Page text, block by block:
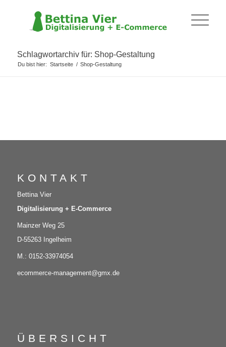
Schlagwortarchiv für: Shop-Gestaltung
Du bist hier: Startseite / Shop-Gestaltung
KONTAKT
Bettina Vier
Digitalisierung + E-Commerce
Mainzer Weg 25
D-55263 Ingelheim
M.: 0152-33974054
ecommerce-management@gmx.de
ÜBERSICHT